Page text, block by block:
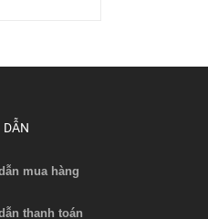
DẪN
mua hàng
thanh toán